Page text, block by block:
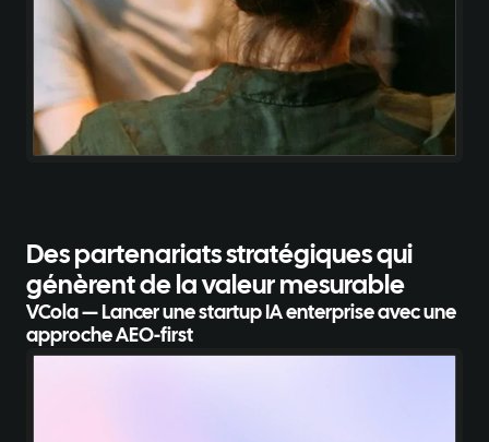
Des partenariats stratégiquesqui
génèrent de la valeur mesurable
VCola — Lancer une startup IA enterprise avec une
approche AEO-first